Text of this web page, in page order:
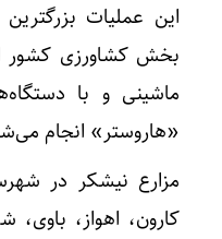
این عملیات
ماشینی و با
«هاروستر» انجام
مزارع نیشکر در
کارون، اهواز،